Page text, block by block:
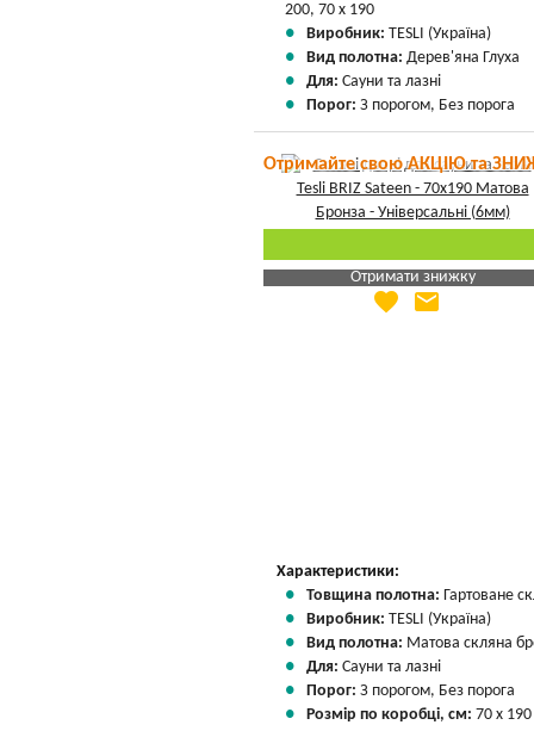
200, 70 х 190
Виробник: TESLI (Україна)
Вид полотна: Дерев'яна Глуха
Для: Сауни та лазні
Порог: З порогом, Без порога
Отримайте свою АКЦІЮ та
Отримати знижку
Яка Ваша ціна
favorite email
Характеристики:
Товщина полотна: Гартоване
Виробник: TESLI (Україна)
Вид полотна: Матова скляна
Для: Сауни та лазні
Порог: З порогом, Без порога
Розмір по коробці, см: 70 х 190